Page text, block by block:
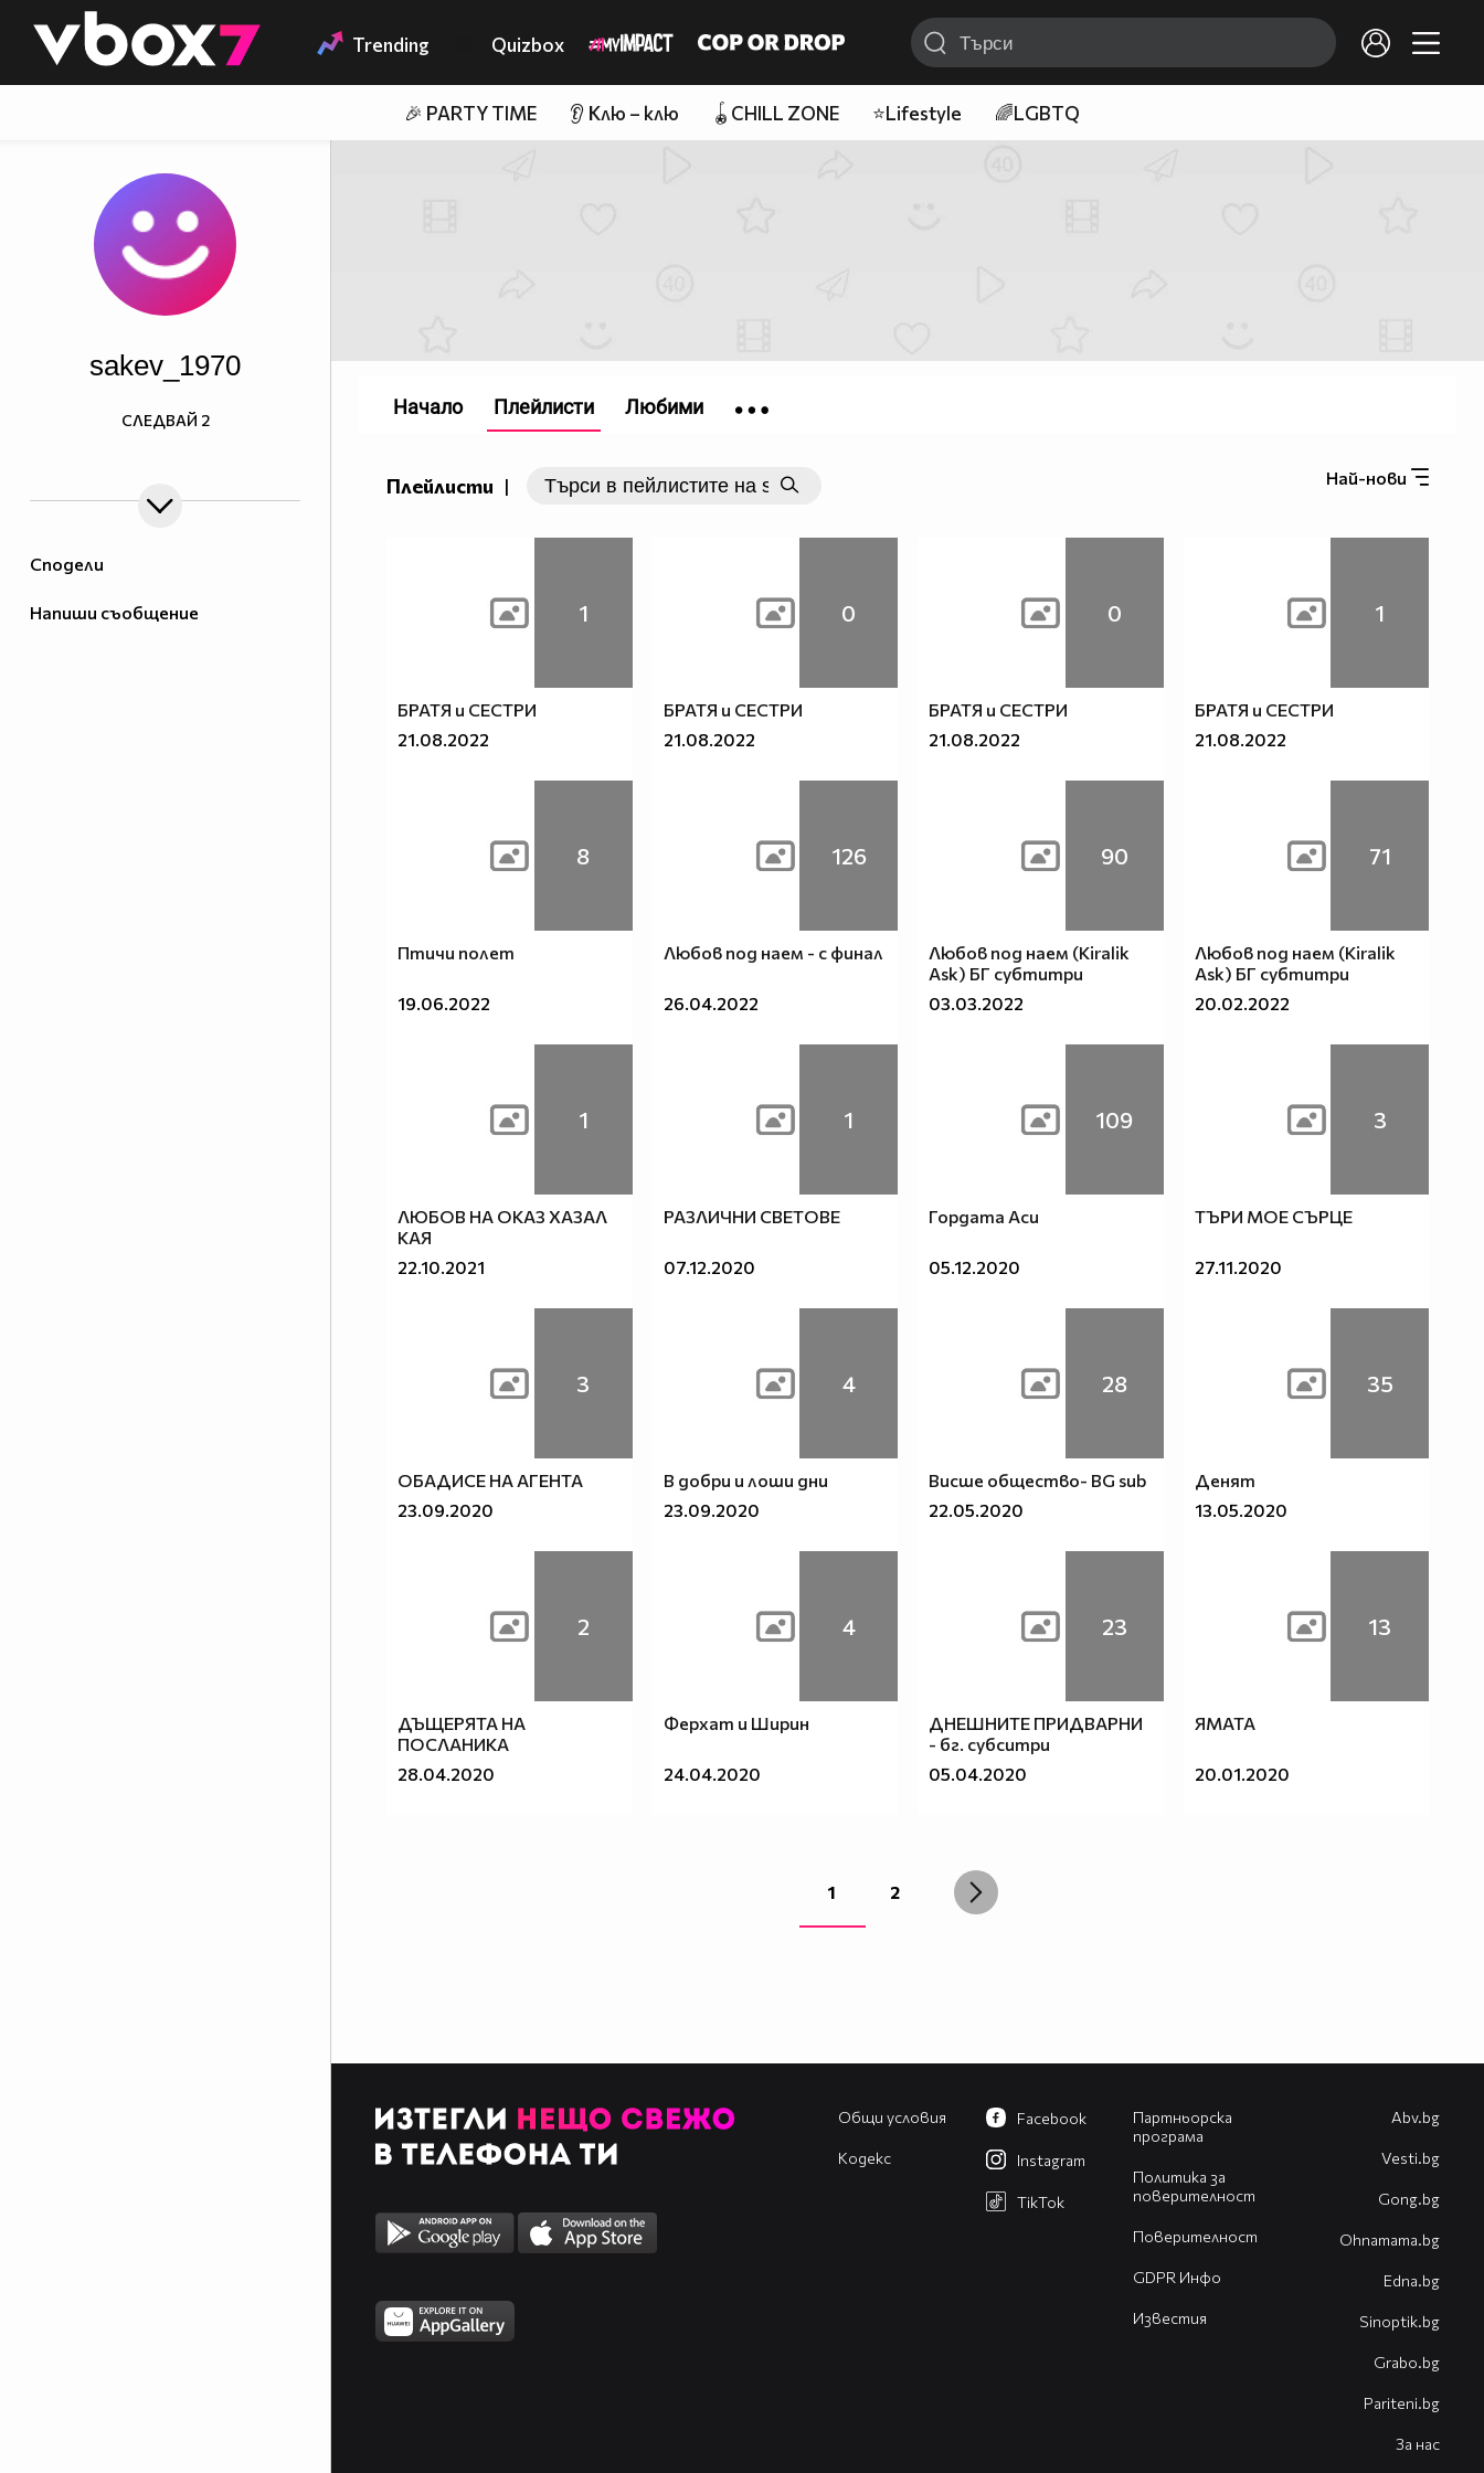
👾 Trending Quizbox
🎉 PARTY TIME 👂 Клю – клю 🪀CHILL ZONE ⭐Lifestyle 🌈LGBTQ
Сподели
Напиши съобщение
sakev_1970
СЛЕДВАЙ 2
Плейлисти | Най-нови
1
БРАТЯ и СЕСТРИ
21.08.2022
0
БРАТЯ и СЕСТРИ
21.08.2022
0
БРАТЯ и СЕСТРИ
21.08.2022
1
БРАТЯ и СЕСТРИ
21.08.2022
8
Птичи полет
19.06.2022
126
Любов под наем - с финал
26.04.2022
90
Любов под наем (Kiralik
Ask) БГ субтитри
03.03.2022
71
Любов под наем (Kiralik
Ask) БГ субтитри
20.02.2022
1
ЛЮБОВ НА ОКАЗ ХАЗАЛ
КАЯ
22.10.2021
1
РАЗЛИЧНИ СВЕТОВЕ
07.12.2020
109
Гордата Аси
05.12.2020
3
ТЪРИ МОЕ СЪРЦЕ
27.11.2020
3
ОБАДИСЕ НА АГЕНТА
23.09.2020
4
В добри и лоши дни
23.09.2020
28
Висше общество- BG sub
22.05.2020
35
Денят
13.05.2020
2
ДЪЩЕРЯТА НА
ПОСЛАНИКА
28.04.2020
4
Ферхат и Ширин
24.04.2020
23
ДНЕШНИТЕ ПРИДВАРНИ
- бг. субситри
05.04.2020
13
ЯМАТА
20.01.2020
1 2
Начало Плейлисти Любими
Общи условия
Кодекс
Партньорска
програма
Политика за
поверителност
Поверителност
GDPR Инфо
Известия
Facebook
Instagram
TikTok
Abv.bg
Vesti.bg
Gong.bg
Оhnamama.bg
Edna.bg
Sinoptik.bg
Grabo.bg
Pariteni.bg
За нас